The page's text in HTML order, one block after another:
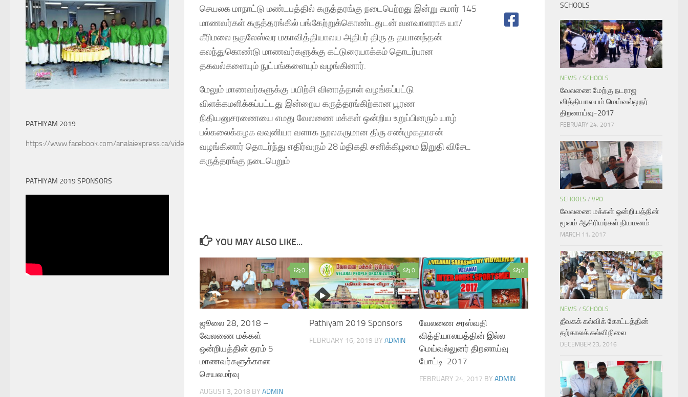
செயலக மாநாட்டு மண்டபத்தில் கருத்தரங்கு நடைபெற்றது இன்று சுமார் 145
மாணவர்கள் கருத்தரங்கில் பங்கேற்றுக்கொண்டதுடன் வளவாளராக யா/
கீரிமலை நகுலேஸ்வர மகாவித்தியாலய அதிபர் திரு த தயானந்தன்
கலந்துகொண்டு மாணவர்களுக்கு கட்டுரையாக்கம் தொடர்பான
தகவல்களையும் நுட்பங்களையும் வழங்கினார்.
மேலும் மாணவர்களுக்கு பயிற்சி வினாத்தாள் வழங்கப்பட்டு
விளக்கமளிக்கப்பட்டது இன்றைய கருத்தரங்கிற்கான பூரண
நிதியனுசரணையை எமது வேலணை மக்கள் ஒன்றிய உறுப்பினரும் யாழ்
பல்கலைக்கழக வவுனியா வளாக நூலகருமான திரு சண்முகதாசன்
வழங்கினார் தொடர்ந்து எதிர்வரும் 28 ம்திகதி சனிக்கிழமை இறுதி விசேட
கருத்தரங்கு நடைபெறும்
YOU MAY ALSO LIKE...
0
ஜூலை 28, 2018 –
வேலணை மக்கள்
ஒன்றியத்தின் தரம் 5
மாணவர்களுக்கான
செயலமர்வு
AUGUST 3, 2018 BY ADMIN
0
Pathiyam 2019 Sponsors
FEBRUARY 16, 2019 BYADMIN
0
வேலணை சரஸ்வதி
வித்தியாலயத்தின் இல்ல
மெய்வல்லுனர் திறனாய்வு
போட்டி-2017
FEBRUARY 24, 2017 BY ADMIN
PATHIYAM 2019
https://www.facebook.com/analaiexpress.ca/videos/602289010528954/
PATHIYAM 2019 SPONSORS
SCHOOLS
NEWS / SCHOOLS
வேலணை மேற்கு நடராஜ
வித்தியாலயம் மெய்வல்லுநர்
திறனாய்வு-2017
FEBRUARY 24, 2017
SCHOOLS / VPO
வேலணை மக்கள் ஒன்றியத்தின்
மூலம் ஆசிரியர்கள் நியமனம்
MARCH 11, 2017
NEWS / SCHOOLS
தீவகக் கல்விக் கோட்டத்தின்
தற்காலக் கல்விநிலை
DECEMBER 23, 2016